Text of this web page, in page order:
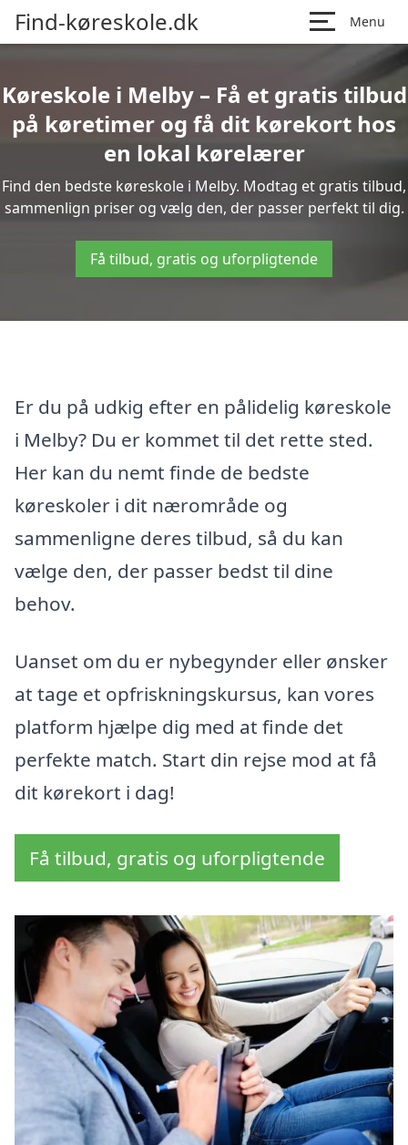
Find-køreskole.dk Menu
Køreskole i Melby – Få et gratis tilbud
på køretimer og få dit kørekort hos
en lokal kørelærer
Find den bedste køreskole i Melby. Modtag et gratis tilbud,
sammenlign priser og vælg den, der passer perfekt til dig.
Få tilbud, gratis og uforpligtende
Er du på udkig efter en pålidelig køreskole
i Melby? Du er kommet til det rette sted.
Her kan du nemt finde de bedste
køreskoler i dit nærområde og
sammenligne deres tilbud, så du kan
vælge den, der passer bedst til dine
behov.
Uanset om du er nybegynder eller ønsker
at tage et opfriskningskursus, kan vores
platform hjælpe dig med at finde det
perfekte match. Start din rejse mod at få
dit kørekort i dag!
Få tilbud, gratis og uforpligtende